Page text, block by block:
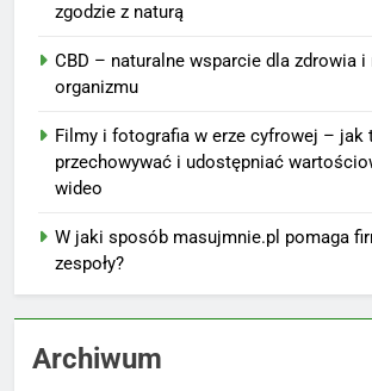
zgodzie z naturą
CBD – naturalne wsparcie dla zdrowia i
organizmu
Filmy i fotografia w erze cyfrowej – jak
przechowywać i udostępniać
wideo
W jaki sposób masujmnie.pl pomaga
zespoły?
Archiwum